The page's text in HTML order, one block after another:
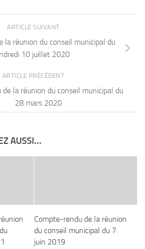
ARTICLE SUIVANT
la réunion du conseil municipal du
10 juillet 2020
ARTICLE PRÉCÉDENT
de la réunion du conseil municipal du
28 mars 2020
AUSSI...
Compte-rendu de la réunion
du conseil municipal du 7
juin 2019